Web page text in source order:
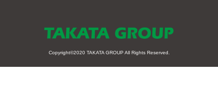
Copyright©2020 TAKATA GROUP All Rights Reserved.